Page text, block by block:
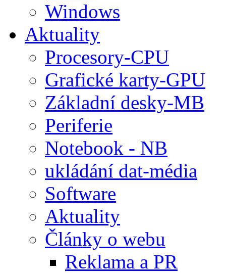
Windows
Aktuality
Procesory-CPU
Grafické karty-GPU
Základní desky-MB
Periferie
Notebook - NB
ukládání dat-média
Software
Aktuality
Články o webu
Reklama a PR